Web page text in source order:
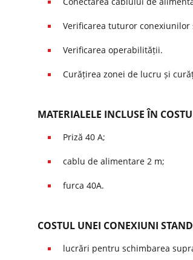
Verificarea tuturor conexiunilor
Verificarea operabilității.
Curățirea zonei de lucru și
MATERIALELE INCLUSE ÎN
Priză 40 A;
cablu de alimentare 2 m;
furca 40A.
COSTUL UNEI CONEXIUNI
lucrări pentru schimbarea